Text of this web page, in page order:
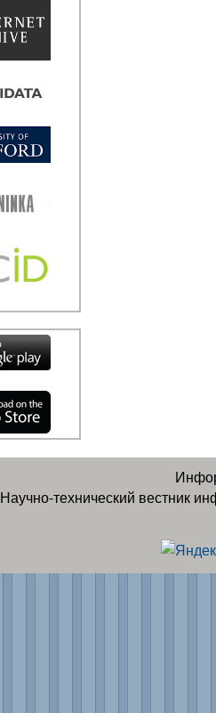
Научно-технический вестник